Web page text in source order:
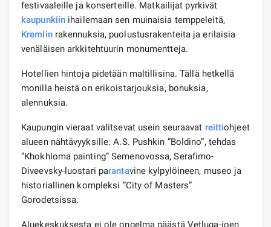
festivaaleille ja konserteille. Matkailijat pyrkivät
kaupunkiin ihailemaan sen muinaisia ​​temppeleitä,
Kremlinrakennuksia, puolustusrakenteita ja erilaisia ​​
venäläisen arkkitehtuurin monumentteja.
Hotellien hintoja pidetään maltillisina. Tällä hetkellä
monilla heistä on erikoistarjouksia, bonuksia,
alennuksia.
Kaupungin vieraat valitsevat usein seuraavat reittiohjeet
alueen nähtävyyksille: A.S. Pushkin ”Boldino”, tehdas
”Khokhloma painting” Semenovossa, Serafimo-
Diveevsky-luostari parantavine kylpylöineen, museo ja
historiallinen kompleksi ”City of Masters”
Gorodetsissa.
Aluekeskuksesta ei ole ongelma päästä Vetluga-joen